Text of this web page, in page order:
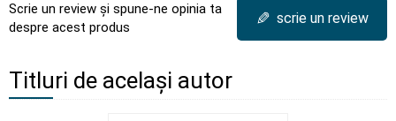
Scrie un review și spune-ne opinia ta
despre acest produs
✎ scrie un review
Titluri de același autor